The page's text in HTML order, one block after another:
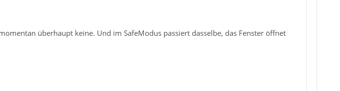
überhaupt keine. Und im SafeModus passiert dasselbe, das Fenster öffnet